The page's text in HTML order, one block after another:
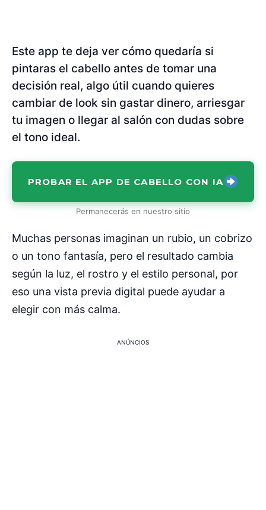
Este app te deja ver cómo quedaría si
pintaras el cabello antes de tomar una
decisión real, algo útil cuando quieres
cambiar de look sin gastar dinero, arriesgar
tu imagen o llegar al salón con dudas sobre
el tono ideal.
PROBAR EL APP DE CABELLO CON IA
Permanecerás en nuestro sitio
Muchas personas imaginan un rubio, un cobrizo
o un tono fantasía, pero el resultado cambia
según la luz, el rostro y el estilo personal, por
eso una vista previa digital puede ayudar a
elegir con más calma.
ANÚNCIOS